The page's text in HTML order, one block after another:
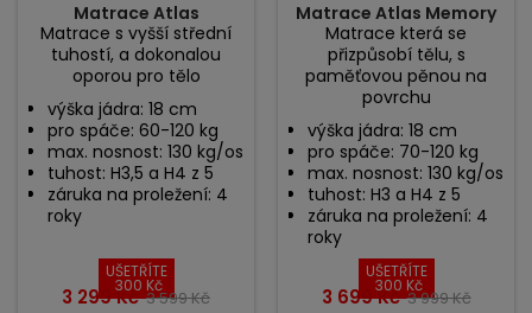
Matrace Atlas
Matrace s vyšší střední
tuhostí, a dokonalou
oporou pro tělo
výška jádra: 18 cm
pro spáče: 60-120 kg
max. nosnost: 130 kg/os
tuhost: H3,5 a H4 z 5
záruka na proležení: 4
roky
UŠETŘÍTE
300 Kč
Cena
3 299 KčBěžná
3 599 Kč
Matrace Atlas Memory
Matrace která se
přizpůsobí tělu, s
paměťovou pěnou na
povrchu
výška jádra: 18 cm
pro spáče: 70-120 kg
max. nosnost: 130 kg/os
tuhost: H3 a H4 z 5
záruka na proležení: 4
roky
UŠETŘÍTE
300 Kč
Cena
3 699 KčBěžná
3 999 Kč